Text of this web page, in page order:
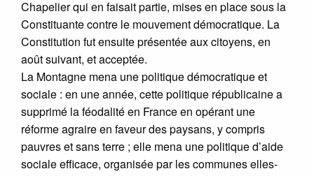
Chapelier qui en faisait partie, mises en place sous la
Constituante contre le mouvement démocratique. La
Constitution fut ensuite présentée aux citoyens, en
août suivant, et acceptée.
La Montagne mena une politique démocratique et
sociale : en une année, cette politique républicaine a
supprimé la féodalité en France en opérant une
réforme agraire en faveur des paysans, y compris
pauvres et sans terre ; elle mena une politique d’aide
sociale efficace, organisée par les communes elles-